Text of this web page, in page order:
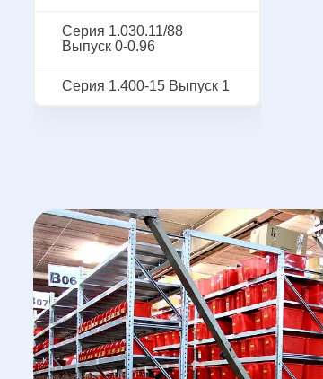
Серия 1.030.11/88
Выпуск 0-0.96
Серия 1.400-15 Выпуск 1